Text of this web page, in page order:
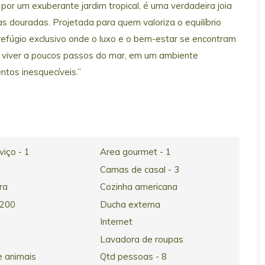
um exuberante jardim tropical, é uma verdadeira joia
douradas. Projetada para quem valoriza o equilíbrio
exclusivo onde o luxo e o bem-estar se encontram
a poucos passos do mar, em um ambiente
inesquecíveis.”
- 1
Area gourmet - 1
Camas de casal - 3
Cozinha americana
Ducha externa
Internet
Lavadora de roupas
animais
Qtd pessoas - 8